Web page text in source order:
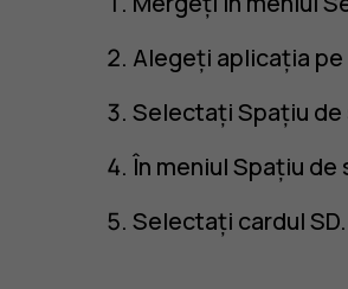
Alegeți aplicația pe
SelectațiSpațiu
În meniulSpațiu de
Selectați cardul SD.